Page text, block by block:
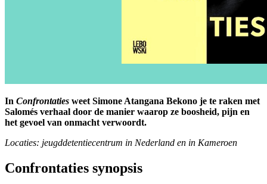
In Confrontaties weet Simone Atangana Bekono je te raken met
Salomés verhaal door de manier waarop ze boosheid, pijn en
het gevoel van onmacht verwoordt.
Locaties: jeugddetentiecentrum in Nederland en in Kameroen
Confrontaties synopsis